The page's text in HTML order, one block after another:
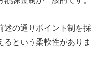
述の通りポイント制を採
るという柔軟性がありま